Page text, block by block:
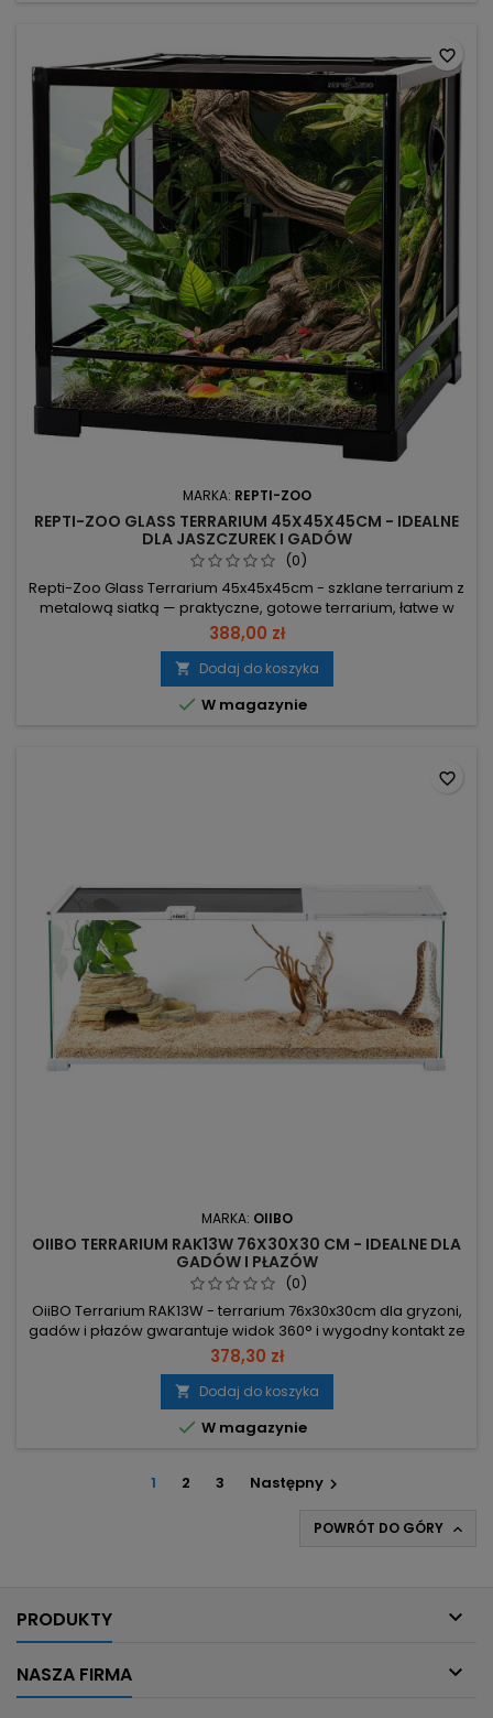
MARKA: REPTI-ZOO
REPTI-ZOO GLASS TERRARIUM 45X45X45CM - IDEALNE
DLA JASZCZUREK I GADÓW
(0)
Repti-Zoo Glass Terrarium 45x45x45cm - szklane terrarium z
metalową siatką — praktyczne, gotowe terrarium, łatwe w
montażu i bezpieczne w transporcie. Wymiary 45×45×45 cm
– pełne gabaryty ułatwiają dopasowanie podłoża i
wyposażenia. Wodoodporne dno, maks. zalanie 7 cm –
możliwość utrzymania podwyższonej wilgotności bez
przecieków. Duże przednie...
388,00 zł
 Dodaj do koszyka
 W magazynie
favorite_border
MARKA: OIIBO
OIIBO TERRARIUM RAK13W 76X30X30 CM - IDEALNE DLA
GADÓW I PŁAZÓW
(0)
OiiBO Terrarium RAK13W - terrarium 76x30x30cm dla gryzoni,
gadów i płazów gwarantuje widok 360° i wygodny kontakt ze
zwierzęciem. Wymiary 76,2 x 30,5 x 30,5 cm – odpowiednie
siedlisko dla małych gatunków (gekony, żółwie do 20 cm,
chomiki, świnki morskie). Przezroczysta taca PCV –
zapobiega wyciekowi, łatwa do wyciągnięcia i szybkiego
czyszczenia. Górna...
378,30 zł
 Dodaj do koszyka
 W magazynie
favorite_border
1 2 3 Następny
POWRÓT DO GÓRY 
PRODUKTY 
NASZA FIRMA 